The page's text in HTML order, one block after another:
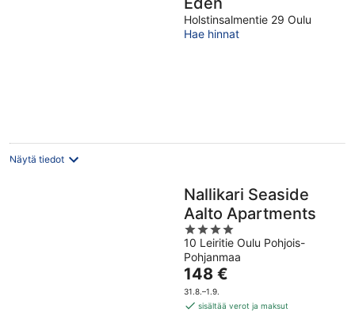
Holstinsalmentie 29 Oulu
Hae hinnat
Näytä tiedot
Nallikari Seaside
Aalto Apartments
4
out
of
5
10 Leiritie Oulu Pohjois-
Pohjanmaa
Hinta
on
148 €
148 €
31.8.–1.9.
sisältää verot ja maksut